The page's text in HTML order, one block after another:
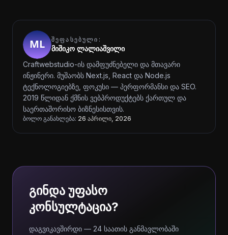
ᲨᲔᲤᲐᲡᲔᲑᲣᲚᲘ:
მიშიკო ლალიაშვილი
Craftwebstudio-ის დამფუძნებელი და მთავარი
ინჟინერი. მუშაობს Next.js, React და Node.js
ტექნოლოგიებზე, ფოკუსი — პერფორმანსი და SEO.
2019 წლიდან ქმნის ვებპროდუქტებს ქართულ და
საერთაშორისო ბიზნესისთვის.
ბოლო განახლება: 26 აპრილი, 2026
გინდა უფასო
კონსულტაცია?
დაგვიკავშირდი — 24 საათის განმავლობაში